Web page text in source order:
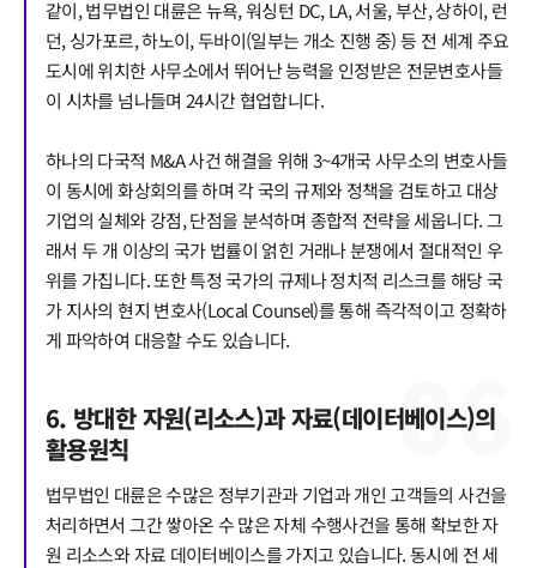
같이, 법무법인 대륜은 뉴욕, 워싱턴 DC, LA, 서울, 부산, 상하이, 런
던, 싱가포르, 하노이, 두바이(일부는 개소 진행 중) 등 전 세계 주요
도시에 위치한 사무소에서 뛰어난 능력을 인정받은 전문변호사들
이 시차를 넘나들며 24시간 협업합니다.
하나의 다국적 M&A 사건 해결을 위해 3~4개국 사무소의 변호사들
이 동시에 화상회의를 하며 각 국의 규제와 정책을 검토하고 대상
기업의 실체와 강점, 단점을 분석하며 종합적 전략을 세웁니다. 그
래서 두 개 이상의 국가 법률이 얽힌 거래나 분쟁에서 절대적인 우
위를 가집니다. 또한 특정 국가의 규제나 정치적 리스크를 해당 국
가 지사의 현지 변호사(Local Counsel)를 통해 즉각적이고 정확하
게 파악하여 대응할 수도 있습니다.
06
6. 방대한 자원(리소스)과 자료(데이터베이스)의
활용원칙
법무법인 대륜은 수많은 정부기관과 기업과 개인 고객들의 사건을
처리하면서 그간 쌓아온 수 많은 자체 수행사건을 통해 확보한 자
원 리소스와 자료 데이터베이스를 가지고 있습니다. 동시에 전 세